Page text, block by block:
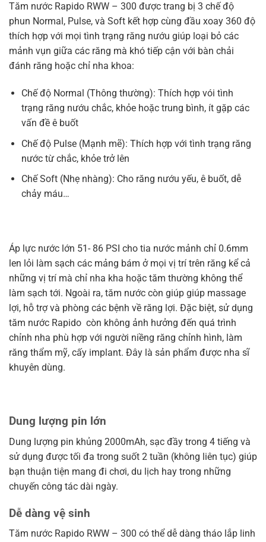
Tăm nước Rapido RWW – 300 được trang bị 3 chế độ
phun Normal, Pulse, và Soft kết hợp cùng đầu xoay 360 độ
thích hợp với mọi tình trạng răng nướu giúp loại bỏ các
mảnh vụn giữa các răng mà khó tiếp cận với bàn chải
đánh răng hoặc chỉ nha khoa:
Chế độ Normal (Thông thường): Thích hợp vói tình
trạng răng nướu chắc, khỏe hoặc trung bình, ít gặp các
vấn đề ê buốt
Chế độ Pulse (Mạnh mẽ): Thích hợp với tình trạng răng
nước từ chắc, khỏe trở lên
Chế Soft (Nhẹ nhàng): Cho răng nướu yếu, ê buốt, dễ
chảy máu…
Áp lực nước lớn 51- 86 PSI cho tia nước mảnh chỉ 0.6mm
len lỏi làm sạch các mảng bám ở mọi vị trí trên răng kể cả
những vị trí mà chỉ nha kha hoặc tăm thường không thể
làm sạch tới. Ngoài ra, tăm nước còn giúp giúp massage
lợi, hỗ trợ và phòng các bệnh về răng lợi. Đặc biệt, sử dụng
tăm nước Rapido còn không ảnh hưởng đến quá trình
chỉnh nha phù hợp với người niềng răng chỉnh hình, làm
răng thẩm mỹ, cấy implant. Đây là sản phẩm được nha sĩ
khuyên dùng.
Dung lượng pin lớn
Dung lượng pin khủng 2000mAh, sạc đầy trong 4 tiếng và
sử dụng được tối đa trong suốt 2 tuần (không liên tục) giúp
bạn thuận tiện mang đi chơi, du lịch hay trong những
chuyến công tác dài ngày.
Dễ dàng vệ sinh
Tăm nước Rapido RWW – 300 có thể dễ dàng tháo lắp linh